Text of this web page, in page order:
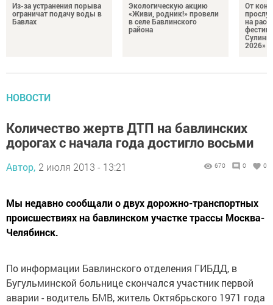
Из-за устранения порыва
ограничат подачу воды в
Бавлах
Экологическую акцию
«Живи, родник!» провели
в селе Бавлинского
района
От
на
2026»
НОВОСТИ
Количество жертв ДТП на бавлинских
дорогах с начала года достигло восьми
Автор, 2 июля 2013 - 13:21 670 0 0
Мы недавно сообщали о двух дорожно-транспортных
происшествиях на бавлинском участке трассы Москва-
Челябинск.
По информации Бавлинского отделения ГИБДД, в
Бугульминской больнице скончался участник первой
аварии - водитель БМВ, житель Октябрьского 1971 года